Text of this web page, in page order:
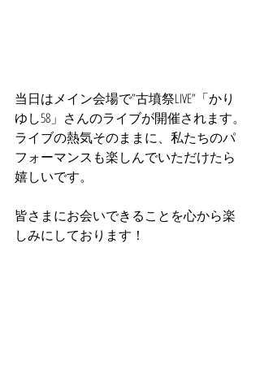
当日はメイン会場で”古墳祭LIVE”「かり
ゆし58」さんのライブが開催されます。
ライブの熱気そのままに、私たちのパ
フォーマンスも楽しんでいただけたら
嬉しいです。
皆さまにお会いできることを心から楽
しみにしております！